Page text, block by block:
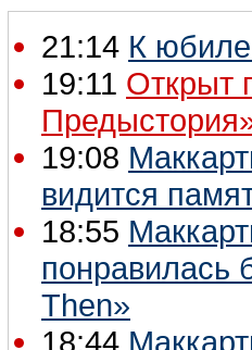
21:14 К
19:11 Открыт
19:08
видится
18:55
понравилась
Then»
18:44